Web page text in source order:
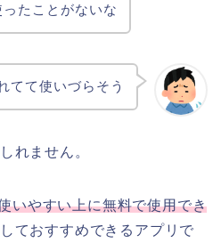
たことがないな
てて使いづらそう
れません。
いやすい上に無料で使用でき
ておすすめできるアプリで